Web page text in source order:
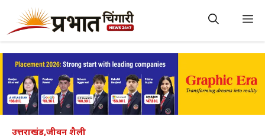
content
उत्तराखंड,जीवन शैली